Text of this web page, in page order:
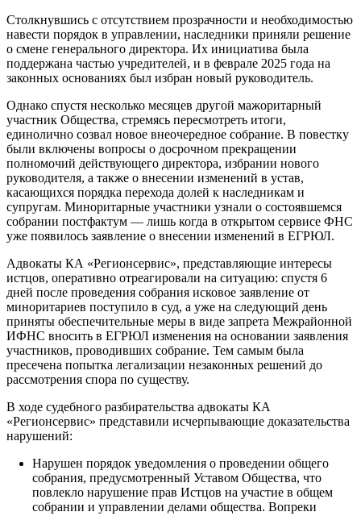
Столкнувшись с отсутствием прозрачности и необходимостью
навести порядок в управлении, наследники приняли решение
о смене генерального директора. Их инициатива была
поддержана частью учредителей, и в феврале 2025 года на
законных основаниях был избран новый руководитель.
Однако спустя несколько месяцев другой мажоритарный
участник Общества, стремясь пересмотреть итоги,
единолично созвал новое внеочередное собрание. В повестку
были включены вопросы о досрочном прекращении
полномочий действующего директора, избрании нового
руководителя, а также о внесении изменений в устав,
касающихся порядка перехода долей к наследникам и
супругам. Миноритарные участники узнали о состоявшемся
собрании постфактум — лишь когда в открытом сервисе ФНС
уже появилось заявление о внесении изменений в ЕГРЮЛ.
Адвокаты КА «Регионсервис», представляющие интересы
истцов, оперативно отреагировали на ситуацию: спустя 6
дней после проведения собрания исковое заявление от
миноритариев поступило в суд, а уже на следующий день
приняты обеспечительные меры в виде запрета Межрайонной
ИФНС вносить в ЕГРЮЛ изменения на основании заявления
участников, проводивших собрание. Тем самым была
пресечена попытка легализации незаконных решений до
рассмотрения спора по существу.
В ходе судебного разбирательства адвокаты КА
«Регионсервис» представили исчерпывающие доказательства
нарушений:
Нарушен порядок уведомления о проведении общего
собрания, предусмотренный Уставом Общества, что
повлекло нарушение прав Истцов на участие в общем
собрании и управлении делами общества. Вопреки